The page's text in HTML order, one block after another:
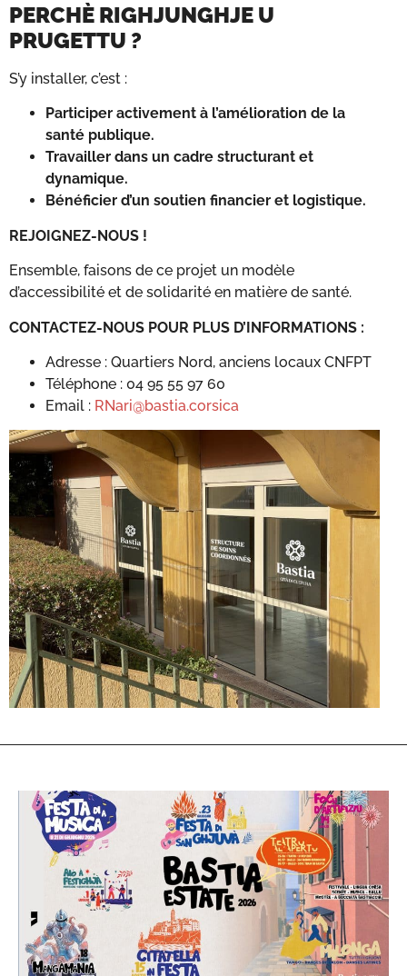
PERCHÈ RIGHJUNGHJE U
PRUGETTU ?
S’y installer, c’est :
Participer activement à l’amélioration de la
santé publique.
Travailler dans un cadre structurant et
dynamique.
Bénéficier d’un soutien financier et logistique.
REJOIGNEZ-NOUS !
Ensemble, faisons de ce projet un modèle
d’accessibilité et de solidarité en matière de santé.
CONTACTEZ-NOUS POUR PLUS D’INFORMATIONS :
Adresse : Quartiers Nord, anciens locaux CNFPT
Téléphone : 04 95 55 97 60
Email : RNari@bastia.corsica